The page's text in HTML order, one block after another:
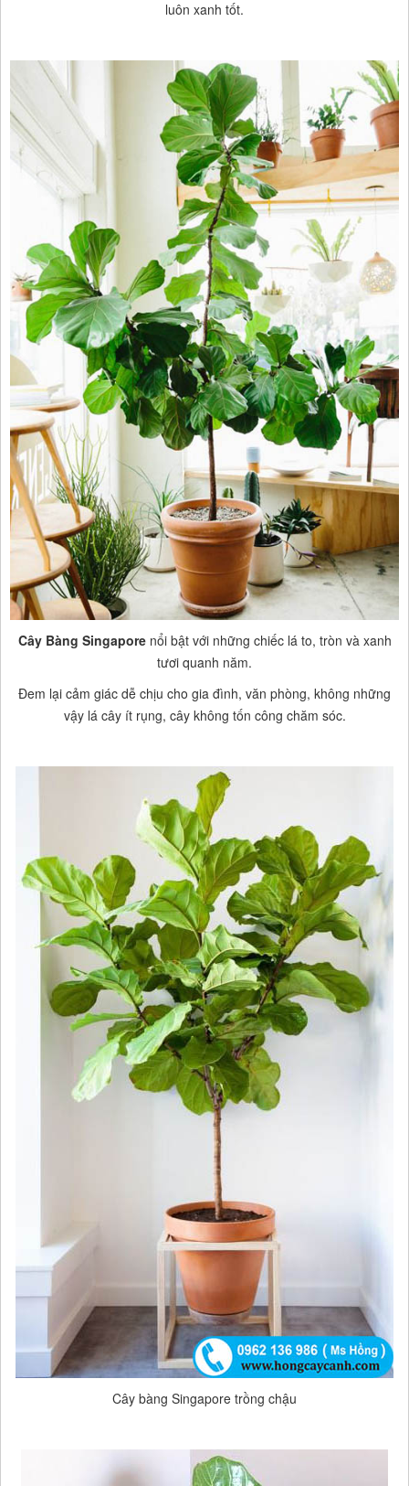
luôn xanh tốt.
Cây Bàng Singaporenổi bật với những chiếc lá to, tròn và xanh
tươi quanh năm.
Đem lại cảm giác dễ chịu cho gia đình, văn phòng, không những
vậy lá cây ít rụng, cây không tốn công chăm sóc.
Cây bàng Singapore trồng chậu